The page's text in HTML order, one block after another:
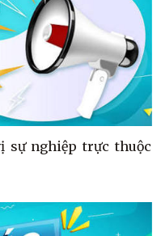
sự nghiệp trực thuộc